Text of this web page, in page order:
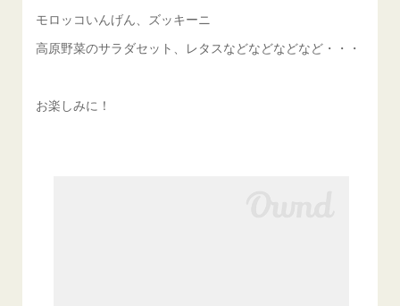
モロッコいんげん、ズッキーニ
高原野菜のサラダセット、レタスなどなどなどなど・・・
お楽しみに！